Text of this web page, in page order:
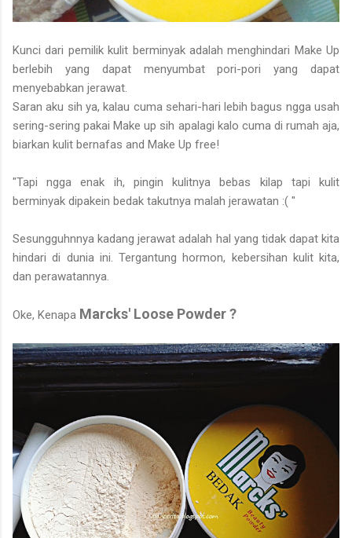
Kunci dari pemilik kulit berminyak adalah menghindari Make Up
berlebih yang dapat menyumbat pori-pori yang dapat
menyebabkan jerawat.
Saran aku sih ya, kalau cuma sehari-hari lebih bagus ngga usah
sering-sering pakai Make up sih apalagi kalo cuma di rumah aja,
biarkan kulit bernafas and Make Up free!
"Tapi ngga enak ih, pingin kulitnya bebas kilap tapi kulit
berminyak dipakein bedak takutnya malah jerawatan :( "
Sesungguhnnya kadang jerawat adalah hal yang tidak dapat kita
hindari di dunia ini. Tergantung hormon, kebersihan kulit kita,
dan perawatannya.
Oke, Kenapa Marcks' Loose Powder ?